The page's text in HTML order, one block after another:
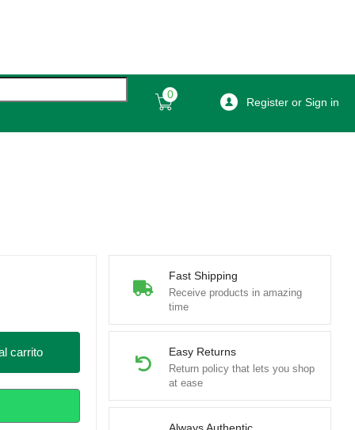
0
Register or Sign in
Fast Shipping
Receive products in amazing
time
Easy Returns
Return policy that lets you shop
at ease
carrito